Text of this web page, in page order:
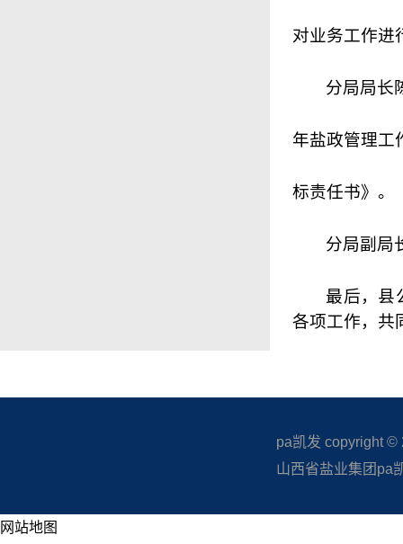
对业务工作进
分局局长
年盐政管理工
标责任书》。
分局副局
最后，县
各项工作，共
pa凯发 copyright ©
山西省盐业集团pa
网站地图